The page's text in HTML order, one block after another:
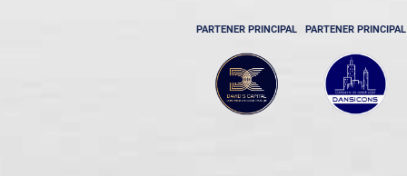
PARTENER PRINCIPAL PARTENER PRINCIPAL